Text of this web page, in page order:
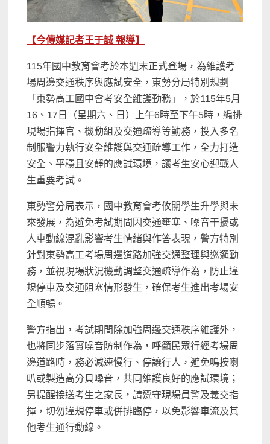
【今傳媒記者王于誠 報導】
115年國中教育會考於本週末正式登場，為維護考
場周邊交通秩序與應試安全，東勢分局特別規劃
「東勢高工國中會考安全維護勤務」，於115年5月
16、17日（星期六、日）上午6時至下午5時，編排
現場指揮官、機動組及交通疏導等勤務，投入多名
制服警力執行安全維護與交通疏導工作，全力打造
安全、平穩且安靜的應試環境，讓考生安心迎戰人
生重要考試。
東勢警分局表示，國中教育會考攸關學生升學與未
來發展，為避免考試期間因交通壅塞、噪音干擾或
人車動線混亂影響考生情緒與作答表現，警方特別
針對東勢高工考場周邊道路加強交通整理與巡邏勤
務，並視現場狀況機動調整交通疏導作為，防止違
規停車及交通阻塞情形發生，確保考生進出考場安
全順暢。
警方指出，考試期間除加強周邊交通秩序維護外，
也將同步落實噪音防制作為，呼籲民眾行經考場周
邊道路時，務必減速慢行、停讓行人，避免鳴按喇
叭或製造高分貝噪音，共同維護良好的應試環境；
另提醒接送考生之家長，請遵守現場員警及義交指
揮，切勿違規停車或併排臨停，以免影響車流及其
他考生通行動線。